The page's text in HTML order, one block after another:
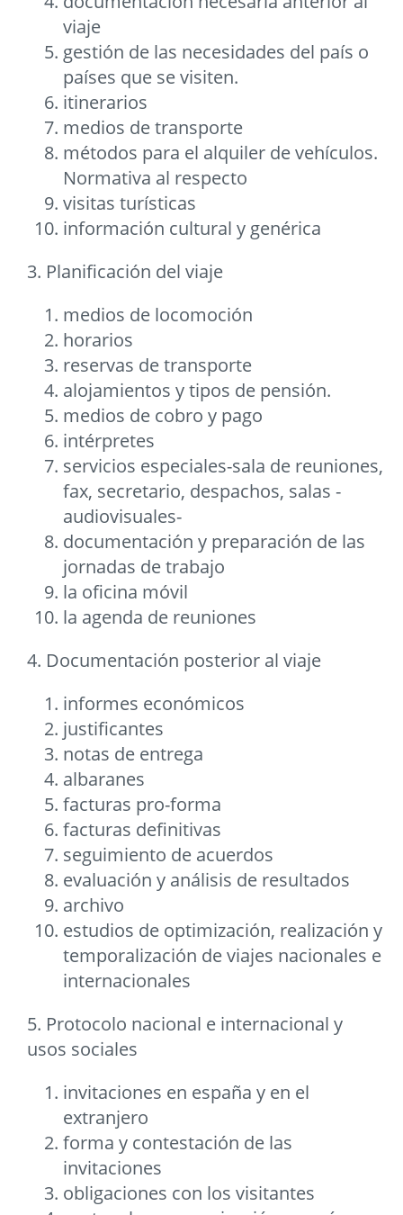
viaje
gestión de las necesidades del país o
países que se visiten.
itinerarios
medios de transporte
métodos para el alquiler de vehículos.
Normativa al respecto
visitas turísticas
información cultural y genérica
3. Planificación del viaje
medios de locomoción
horarios
reservas de transporte
alojamientos y tipos de pensión.
medios de cobro y pago
intérpretes
servicios especiales-sala de reuniones,
fax, secretario, despachos, salas -
audiovisuales-
documentación y preparación de las
jornadas de trabajo
la oficina móvil
la agenda de reuniones
4. Documentación posterior al viaje
informes económicos
justificantes
notas de entrega
albaranes
facturas pro-forma
facturas definitivas
seguimiento de acuerdos
evaluación y análisis de resultados
archivo
estudios de optimización, realización y
temporalización de viajes nacionales e
internacionales
5. Protocolo nacional e internacional y
usos sociales
invitaciones en españa y en el
extranjero
forma y contestación de las
invitaciones
obligaciones con los visitantes